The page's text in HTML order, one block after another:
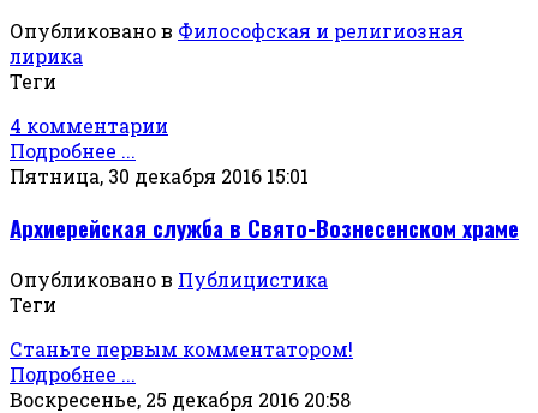
Опубликовано в Философская и религиозная
лирика
Теги
4 комментарии
Подробнее ...
Пятница, 30 декабря 2016 15:01
Архиерейская служба в Свято-Вознесенском храме
Опубликовано в Публицистика
Теги
Станьте первым комментатором!
Подробнее ...
Воскресенье, 25 декабря 2016 20:58